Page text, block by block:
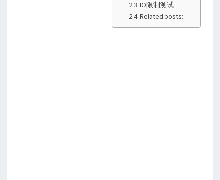
IO限制测试
Related posts: